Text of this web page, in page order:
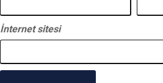
İnternet sitesi